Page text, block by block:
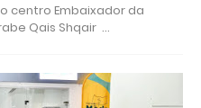
centro Embaixador da
Qais Shqair …